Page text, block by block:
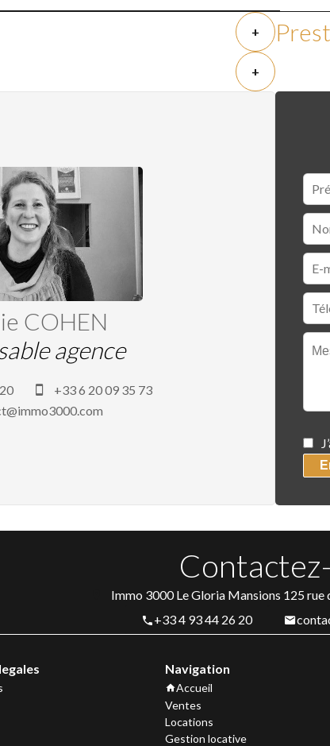
+
+
COHEN
agence
+33 6 20 09 35 73
Immo 3000Le Gloria Mansions 125 rue
+33 4 93 44 26 20
Navigation
Accueil
Ventes
Locations
Gestion locative